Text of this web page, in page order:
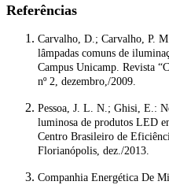
Referências
Carvalho, D.; Carvalho, P.
lâmpadas comuns de
Campus Unicamp. Revista
nº 2, dezembro,/2009.
Pessoa, J. L. N.; Ghisi, E.:
luminosa de produtos LED
Centro Brasileiro de
Florianópolis, dez./2013.
Companhia Energética De